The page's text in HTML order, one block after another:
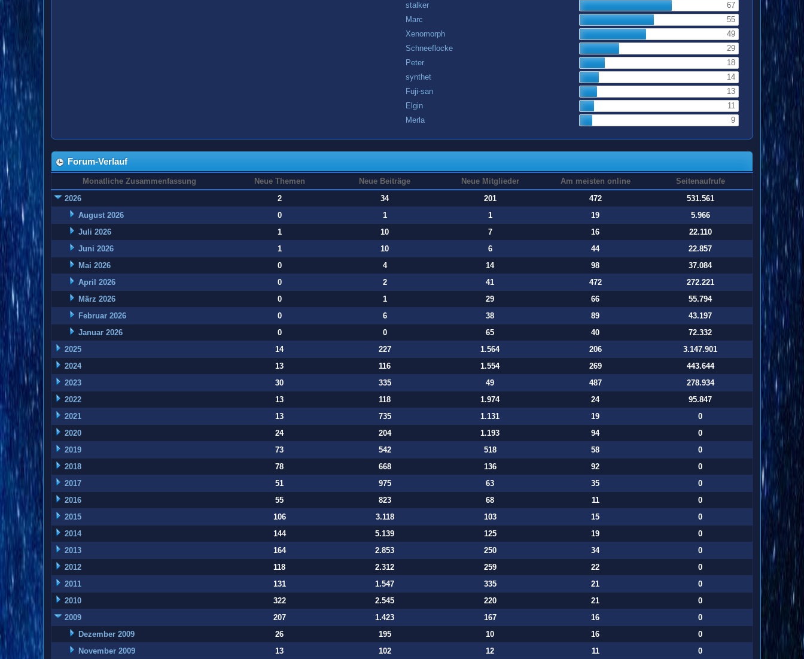
stalker
67
Marc
55
Xenomorph
49
Schneeflocke
29
Peter
18
synthet
14
Fuji-san
13
Elgin
11
Merla
9
Forum-Verlauf
Monatliche Zusammenfassung Neue Themen Neue Beiträge Neue Mitglieder Am meisten online
Seitenaufrufe
2026
2 34 201 472
531.561
August 2026
0 1 1 19
5.966
Juli 2026
1 10 7 16
22.110
Juni 2026
1 10 6 44
22.857
Mai 2026
0 4 14 98
37.084
April 2026
0 2 41 472
272.221
März 2026
0 1 29 66
55.794
Februar 2026
0 6 38 89
43.197
Januar 2026
0 0 65 40
72.332
2025
14 227 1.564 206
3.147.901
2024
13 116 1.554 269
443.644
2023
30 335 49 487
278.934
2022
13 118 1.974 24
95.847
2021
13 735 1.131 19
0
2020
24 204 1.193 94
0
2019
73 542 518 58
0
2018
78 668 136 92
0
2017
51 975 63 35
0
2016
55 823 68 11
0
2015
106 3.118 103 15
0
2014
144 5.139 125 19
0
2013
164 2.853 250 34
0
2012
118 2.312 259 22
0
2011
131 1.547 335 21
0
2010
322 2.545 220 21
0
2009
207 1.423 167 16
0
Dezember 2009
26 195 10 16
0
November 2009
13 102 12 11
0